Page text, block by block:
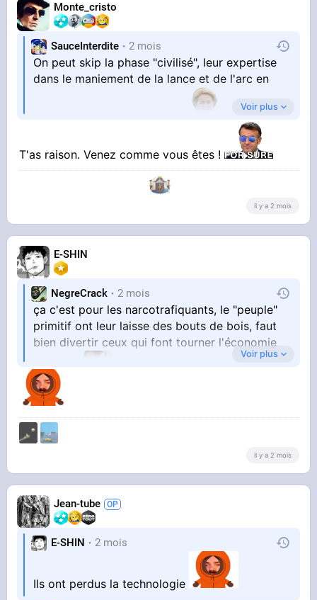
Monte_cristo
SauceInterdite 2 mois
On peut skip la phase "civilisé", leur expertise
dans le maniement de la lance et de l'arc en
Voir plus
T'as raison. Venez comme vous êtes !
il y a 2 mois
E-SHIN
NegreCrack 2 mois
ça c'est pour les narcotrafiquants, le "peuple"
primitif ont leur laisse des bouts de bois, faut
bien divertir ceux qui font tourner l'économie
en plus
Voir plus
il y a 2 mois
Jean-tube
E-SHIN 2 mois
Ils ont perdus la technologie